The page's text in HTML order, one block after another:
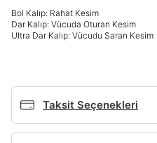
Bol Kalıp: Rahat Kesim
Dar Kalıp: Vücuda Oturan Kesim
Ultra Dar Kalıp: Vücudu Saran Kesim
Taksit Seçenekleri
Soyad*